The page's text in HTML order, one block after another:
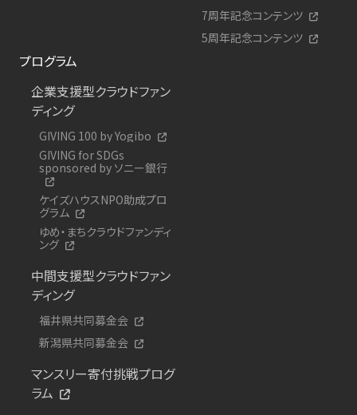
7周年記念コンテンツ
5周年記念コンテンツ
プログラム
企業支援型クラウドファン
ディング
GIVING 100 by Yogibo
GIVING for SDGs
sponsored by ソニー銀行
ケイズハウスNPO助成プロ
グラム
ゆめ・まちクラウドファンディ
ング
中間支援型クラウドファン
ディング
福井県共同募金会
新潟県共同募金会
マンスリー寄付挑戦プログ
ラム